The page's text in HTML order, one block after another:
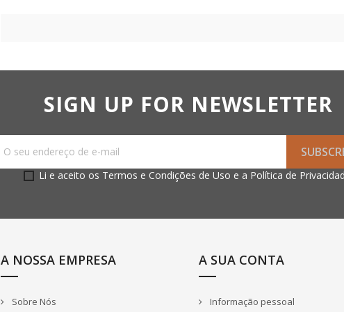
SIGN UP FOR NEWSLETTER
Li e aceito os Termos e Condições de Uso e a Política de
A NOSSA EMPRESA
Sobre Nós
A SUA CONTA
Informação pessoal